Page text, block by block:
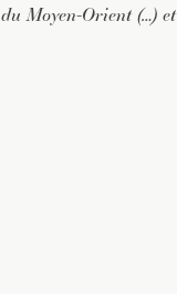
Moyen-Orient (…) et